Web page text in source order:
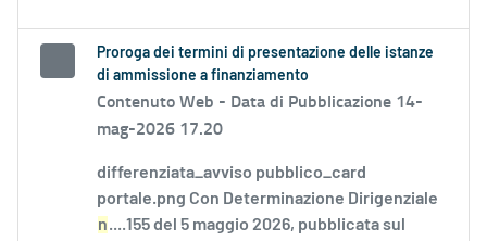
Proroga dei termini di presentazione delle istanze
di ammissione a finanziamento
Contenuto Web - Data di Pubblicazione 14-
mag-2026 17.20
differenziata_avviso pubblico_card
portale.png Con Determinazione Dirigenziale
n....155 del 5 maggio 2026, pubblicata sul